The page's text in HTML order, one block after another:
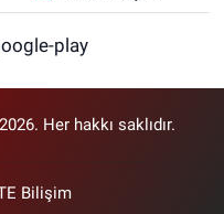
Her hakkı saklıdır.
Bilişim